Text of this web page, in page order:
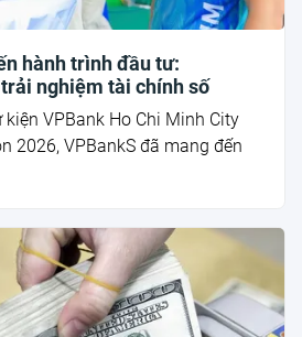
hành trình đầu tư:
nghiệm tài chính số
VPBank Ho Chi Minh City
2026, VPBankS đã mang đến